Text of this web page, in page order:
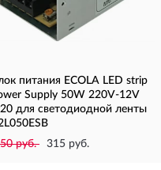
питания ECOLA LED strip
Supply 50W 220V-12V
для светодиодной ленты
руб.
315 руб.